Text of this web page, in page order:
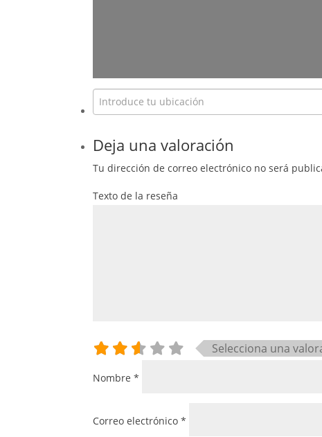
Deja una valoración
Tu dirección de correo electrónico no será
Texto de la reseña
Selecciona una
Nombre*
Correo electrónico*